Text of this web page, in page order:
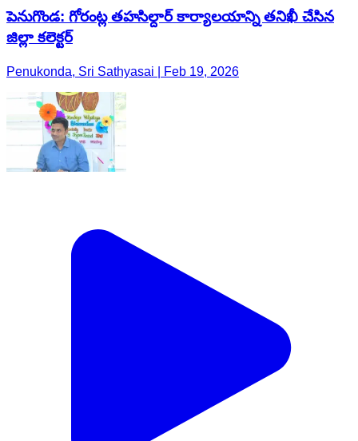
పెనుగొండ: గోరంట్ల తహసిల్దార్ కార్యాలయాన్ని తనిఖీ చేసిన
జిల్లా కలెక్టర్
Penukonda, Sri Sathyasai | Feb 19, 2026